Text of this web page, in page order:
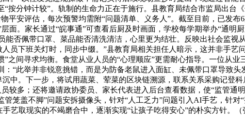
按分钟计较”。轨制的生命力正在于施行。县教育局结合市监局出台
平安评估，每次预警均需附“问题清单、义务人”。截至目前，已发
面。家长通过“皖事通”可查看后厨及时画面，学校每学期举办“通明
否佩带口罩、菜品能否清洗清洁，心里更为结壮。反映出社会监视
员下班关灯时，同步中缀。”县教育局相关担任人暗示，这并非手艺
间寻求均衡。食堂从业人员的“心理顺应”更需耐心指导。一位从业
“此举并非锐意挑错，而是为防备老鼠进入面缸、未佩带口罩导致
。下一步，将试用蔬菜、荤菜的区块链溯源，联系关系采购记登
较多；还将邀请政协委员、家长代表进入后台查看数据，使“监管通
笼盖不脚”问题安拆摄像头，针对“人工乏力”问题引入AI手艺，针对
艺取现实的不竭磨合中，逐渐实现“让孩子吃得安心”的朴实方针。（